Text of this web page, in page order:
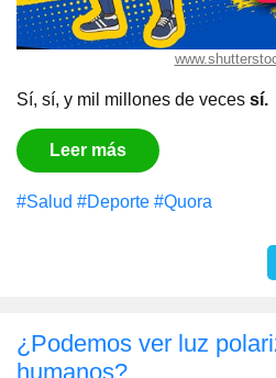
Sí, sí, y mil millones de veces sí.
Leer más
#Salud #Deporte #Quora
¿Podemos ver luz
humanos?